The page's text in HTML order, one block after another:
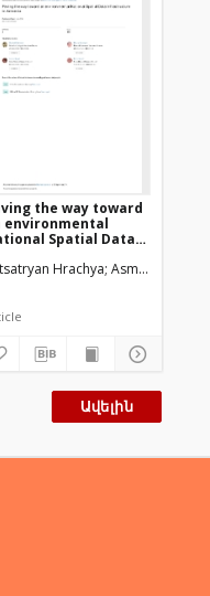
Hagimont Daniel Lalayan
the way toward
environmental
Spatial Data
Hrachya Asmaryan
Ավելին